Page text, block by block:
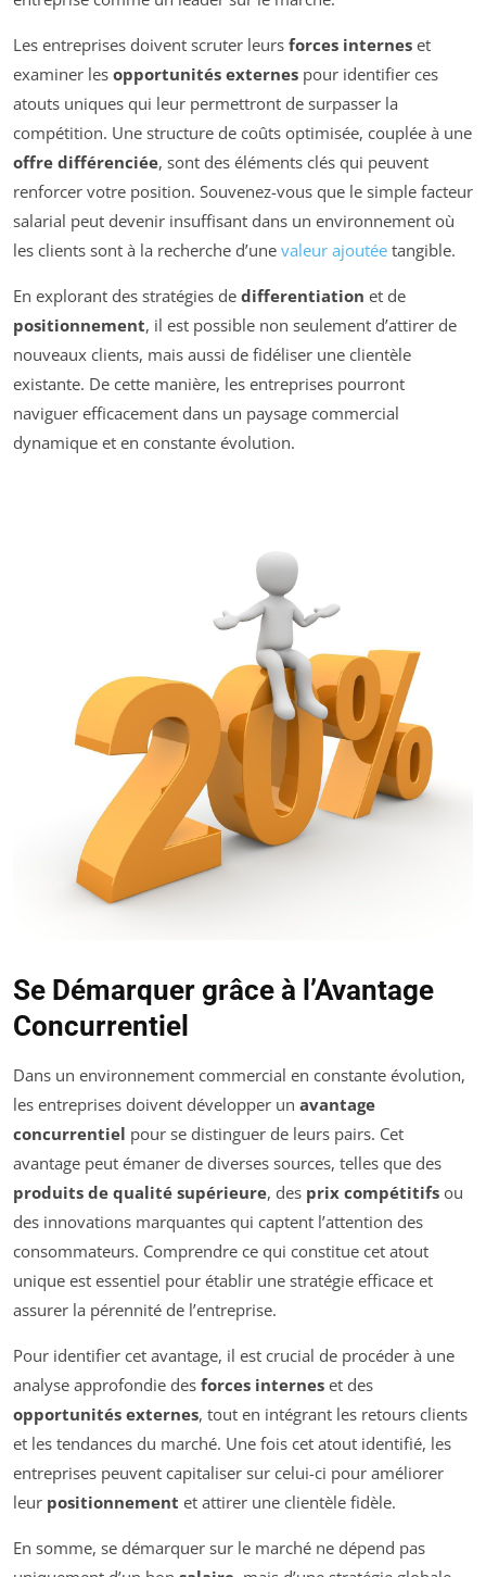
Les entreprises doivent scruter leurs forces internes et
examiner les opportunités externes pour identifier ces
atouts uniques qui leur permettront de surpasser la
compétition. Une structure de coûts optimisée, couplée à une
offre différenciée, sont des éléments clés qui peuvent
renforcer votre position. Souvenez-vous que le simple facteur
salarial peut devenir insuffisant dans un environnement où
les clients sont à la recherche d’une valeur ajoutée tangible.
En explorant des stratégies de differentiation et de
positionnement, il est possible non seulement d’attirer de
nouveaux clients, mais aussi de fidéliser une clientèle
existante. De cette manière, les entreprises pourront
naviguer efficacement dans un paysage commercial
dynamique et en constante évolution.
Se Démarquer grâce à l’Avantage
Concurrentiel
Dans un environnement commercial en constante évolution,
les entreprises doivent développer un avantage
concurrentiel pour se distinguer de leurs pairs. Cet
avantage peut émaner de diverses sources, telles que des
produits de qualité supérieure, des prix compétitifs ou
des innovations marquantes qui captent l’attention des
consommateurs. Comprendre ce qui constitue cet atout
unique est essentiel pour établir une stratégie efficace et
assurer la pérennité de l’entreprise.
Pour identifier cet avantage, il est crucial de procéder à une
analyse approfondie des forces internes et des
opportunités externes, tout en intégrant les retours clients
et les tendances du marché. Une fois cet atout identifié, les
entreprises peuvent capitaliser sur celui-ci pour améliorer
leur positionnement et attirer une clientèle fidèle.
En somme, se démarquer sur le marché ne dépend pas